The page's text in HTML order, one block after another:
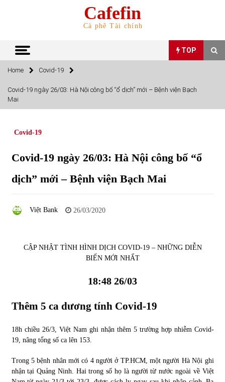
Cafefin
Cà phê Tài chính
TOP
TOP
Top 10 mặt hàng Việt Nam nhập khẩu nhiều nhất tháng
5/2022
5/2022
Tự doanh ngày 3.6.2022: CTCK mua ròng 28,7 tỷ đồng
06/06/2022
31/05/2022
Bất ổn từ các cuộc đấu giá đất ở Thanh Hoá
Home Covid-19
Covid-19 ngày 26/03: Hà Nội công bố “ổ dịch” mới – Bệnh viện Bạch
Mai
Covid-19
Covid-19 ngày 26/03: Hà Nội công bố “ổ
dịch” mới – Bệnh viện Bạch Mai
Việt Bank 26/03/2020
CẬP NHẬT TÌNH HÌNH DỊCH COVID-19 – NHỮNG DIỄN
BIẾN MỚI NHẤT
18:48 26/03
Thêm 5 ca dương tính Covid-19
18h chiều 26/3, Việt Nam ghi nhận thêm 5 trường hợp nhiễm Covid-
19, nâng tổng số ca lên 153.
Trong 5 bệnh nhân mới có 4 người ở TP.HCM, một người Hà Nội ghi
nhận tại Quảng Ninh. Hai trong số họ là người từ nước ngoài về Việt